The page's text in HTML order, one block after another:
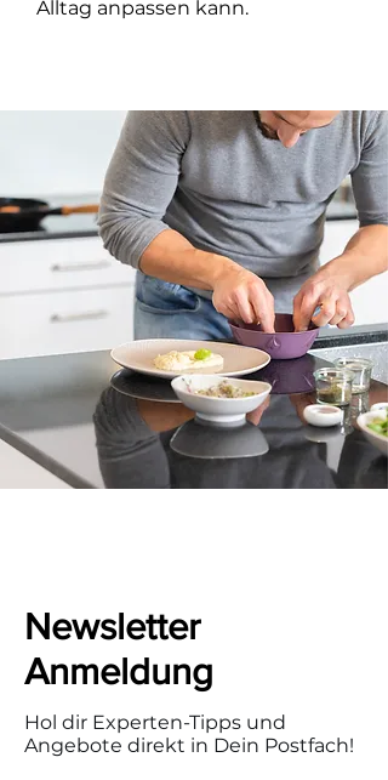
Alltag anpassen kann.
Newsletter
Anmeldung
Hol dir Experten-Tipps und
Angebote direkt in Dein Postfach!